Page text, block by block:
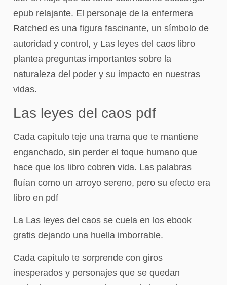
epub relajante. El personaje de la enfermera
Ratched es una figura fascinante, un símbolo de
autoridad y control, y Las leyes del caos libro
plantea preguntas importantes sobre la
naturaleza del poder y su impacto en nuestras
vidas.
Las leyes del caos pdf
Cada capítulo teje una trama que te mantiene
enganchado, sin perder el toque humano que
hace que los libro cobren vida. Las palabras
fluían como un arroyo sereno, pero su efecto era
libro en pdf
La Las leyes del caos se cuela en los ebook
gratis dejando una huella imborrable.
Cada capítulo te sorprende con giros
inesperados y personajes que se quedan